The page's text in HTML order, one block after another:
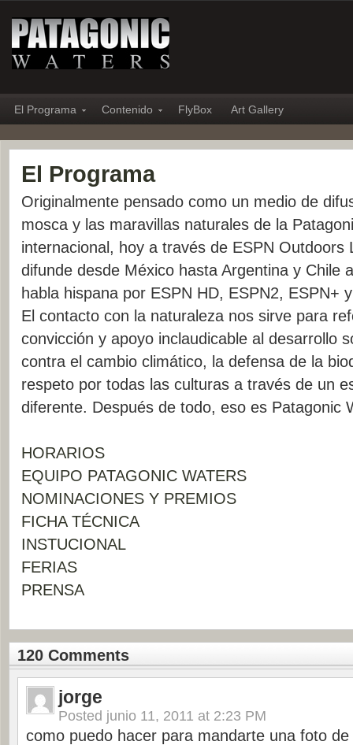
El Programa Contenido FlyBox Art Gallery
El Programa
Originalmente pensado como un medio de
mosca y las maravillas naturales de la
internacional, hoy a través de ESPN Outdoors
difunde desde México hasta Argentina y Chile
habla hispana por ESPN HD, ESPN2, ESPN+
El contacto con la naturaleza nos sirve para
convicción y apoyo inclaudicable al desarrollo
contra el cambio climático, la defensa de la
respeto por todas las culturas a través de un
diferente. Después de todo, eso es Patagonic
HORARIOS
EQUIPO PATAGONIC WATERS
NOMINACIONES Y PREMIOS
FICHA TÉCNICA
INSTUCIONAL
FERIAS
PRENSA
120 Comments
jorge
Posted junio 11, 2011 at 2:23 PM
como puedo hacer para mandarte una foto